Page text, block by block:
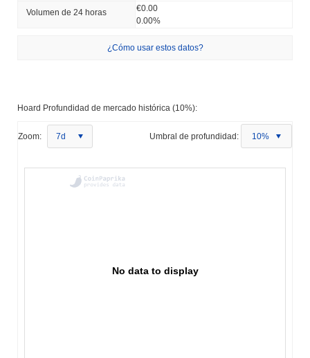
Volumen de 24 horas
€0.00
0.00%
¿Cómo usar estos datos?
Hoard Profundidad de mercado histórica (10%):
Zoom: 7d Umbral de profundidad: 10%
No data to display